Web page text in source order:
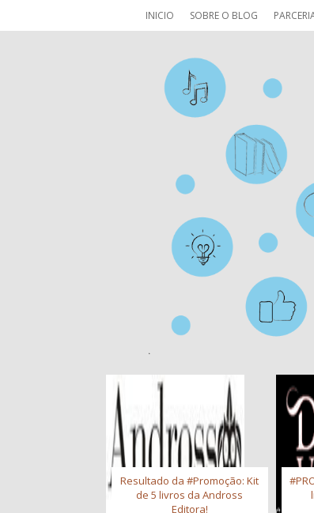
INICIO SOBRE O BLOG
Resultado da #Promoção: Kit
de 5 livros da Andross
Editora!